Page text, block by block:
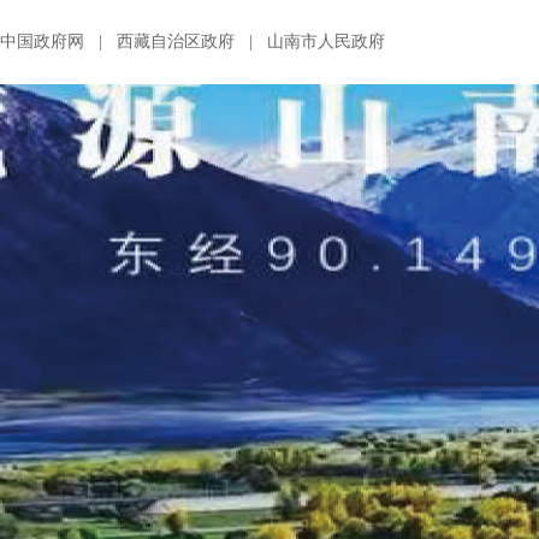
中国政府网 西藏自治区政府 山南市人民政府